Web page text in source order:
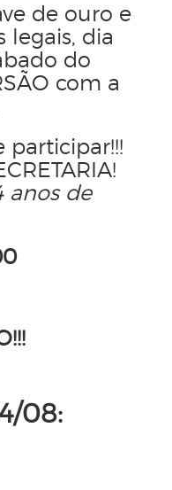
de ouro e
legais, dia
do
com a
anos de
08: